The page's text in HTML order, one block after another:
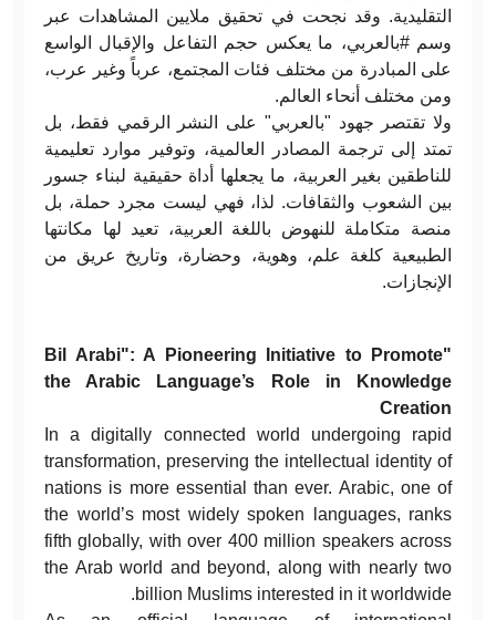
التقليدية. وقد نجحت في تحقيق ملايين المشاهدات عبر
وسم #بالعربي، ما يعكس حجم التفاعل والإقبال الواسع
على المبادرة من مختلف فئات المجتمع، عرباً وغير عرب،
ومن مختلف أنحاء العالم.
ولا تقتصر جهود "بالعربي" على النشر الرقمي فقط، بل
تمتد إلى ترجمة المصادر العالمية، وتوفير موارد تعليمية
للناطقين بغير العربية، ما يجعلها أداة حقيقية لبناء جسور
بين الشعوب والثقافات. لذا، فهي ليست مجرد حملة، بل
منصة متكاملة للنهوض باللغة العربية، تعيد لها مكانتها
الطبيعية كلغة علم، وهوية، وحضارة، وتاريخ عريق من
الإنجازات.
"Bil Arabi": A Pioneering Initiative to Promote
the Arabic Language’s Role in Knowledge
Creation
In a digitally connected world undergoing rapid
transformation, preserving the intellectual identity of
nations is more essential than ever. Arabic, one of
the world’s most widely spoken languages, ranks
fifth globally, with over 400 million speakers across
the Arab world and beyond, along with nearly two
billion Muslims interested in it worldwide.